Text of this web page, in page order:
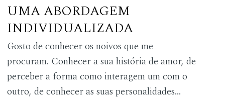
UMA ABORDAGEM
INDIVIDUALIZADA
Gosto de conhecer os noivos que me
procuram. Conhecer a sua história de amor, de
perceber a forma como interagem um com o
outro, de conhecer as suas personalidades...